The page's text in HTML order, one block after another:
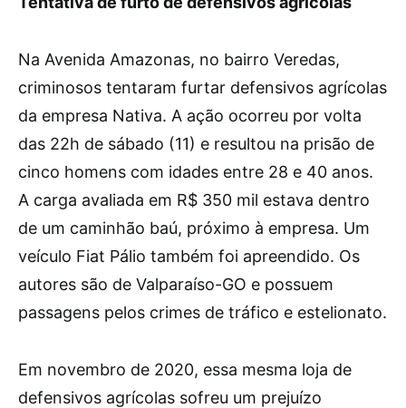
Na Avenida Amazonas, no bairro Veredas,
criminosos tentaram furtar defensivos agrícolas
da empresa Nativa. A ação ocorreu por volta
das 22h de sábado (11) e resultou na prisão de
cinco homens com idades entre 28 e 40 anos.
A carga avaliada em R$ 350 mil estava dentro
de um caminhão baú, próximo à empresa. Um
veículo Fiat Pálio também foi apreendido. Os
autores são de Valparaíso-GO e possuem
passagens pelos crimes de tráfico e estelionato.
Em novembro de 2020, essa mesma loja de
defensivos agrícolas sofreu um prejuízo